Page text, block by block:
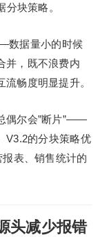
块策略。
数据量小的时候
并，既不浪费内
畅度明显提升。
偶尔会”断片”——
V3.2的分块策略优
表、销售统计的
头减少报错